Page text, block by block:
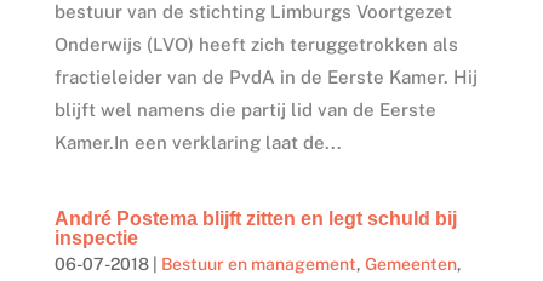
bestuur van de stichting Limburgs Voortgezet
Onderwijs (LVO) heeft zich teruggetrokken als
fractieleider van de PvdA in de Eerste Kamer. Hij
blijft wel namens die partij lid van de Eerste
Kamer.In een verklaring laat de...
André Postema blijft zitten en legt schuld bij
inspectie
06-07-2018| Bestuur en management, Gemeenten,